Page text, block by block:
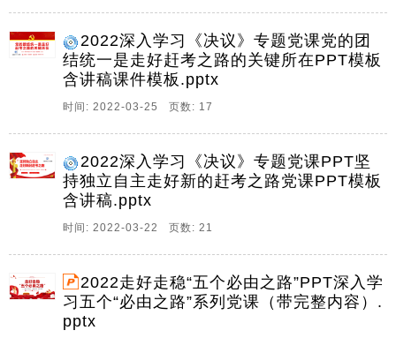
路,中国共产党百年辉煌,前言,党的十九届六中全会审议
通过的中共中央关于党的百年奋斗重大成就和历史经验
的决议概括了具有根本性和长远指导意义的十条历史经
验,其中,坚持独立自主,深刻揭示了党始终掌握历。
9、中天文库网,祝您事业如日中天中天文库网,祝您事业
总书记发表重要讲话,作出了五个必由之路五个有利条件
等一系列重大论断,为我们做好各项。
业如日中天五个必由之路重要讲话学习心得体会五个必
由之路重要讲话学习心得体会两会期间,习近平总书记不
辞辛劳下团组,从参加农业界社会福利和社会保障界联组
会时,强调织密社会保障安全网,为人民生活。
11、中天文库网,祝您事业如日中天中天文库网,祝您事
2022深入学习《决议》专题党课党的团
结统一是走好赶考之路的关键所在PPT模板
含讲稿课件模板.pptx
时间: 2022-03-25 页数: 17
2022深入学习《决议》专题党课PPT坚
持独立自主走好新的赶考之路党课PPT模板
含讲稿.pptx
时间: 2022-03-22 页数: 21
2022走好走稳“五个必由之路”PPT深入学
习五个“必由之路”系列党课（带完整内容）.
pptx